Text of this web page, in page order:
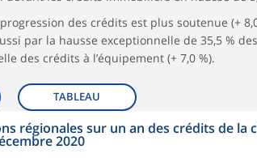
des crédits est plus soutenue (+
par la hausse exceptionnelle de 35,5 %
des crédits à l’équipement (+ 7,0 %).
TABLEAU
régionales sur un an des crédits de la
2020